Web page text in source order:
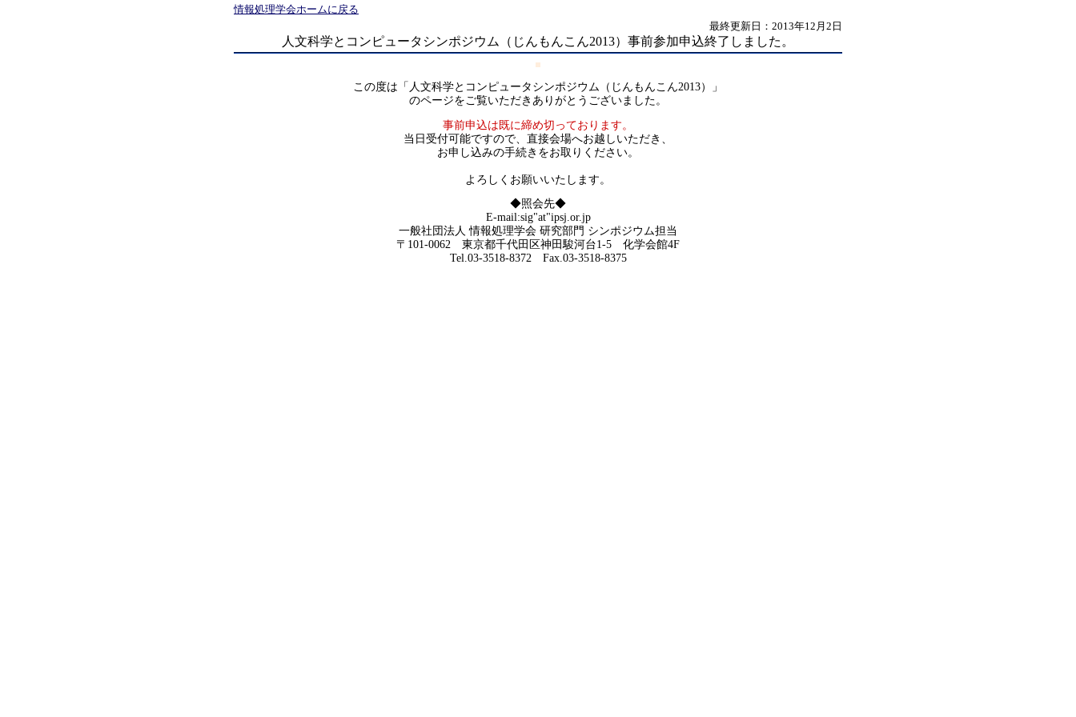
情報処理学会ホームに戻る
最終更新日：2013年12月2日
人文科学とコンピュータシンポジウム（じんもんこん2013）事前参加申込終了しました。
この度は「人文科学とコンピュータシンポジウム（じんもんこん2013）」
のページをご覧いただきありがとうございました。
事前申込は既に締め切っております。
当日受付可能ですので、直接会場へお越しいただき、
お申し込みの手続きをお取りください。
よろしくお願いいたします。
◆照会先◆
E-mail:sig"at"ipsj.or.jp
一般社団法人 情報処理学会 研究部門 シンポジウム担当
〒101-0062 東京都千代田区神田駿河台1-5 化学会館4F
Tel.03-3518-8372 Fax.03-3518-8375